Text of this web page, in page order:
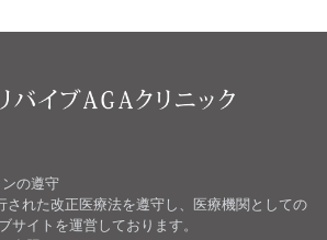
の遵守
された改正医療法を遵守し、医療機関としての
サイトを運営しております。